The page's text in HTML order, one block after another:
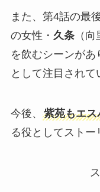
また、第4話の最後
の女性・ 久条（向
を飲むシーンがあ
として注目されて
今後、 紫苑もエス
る役としてストー